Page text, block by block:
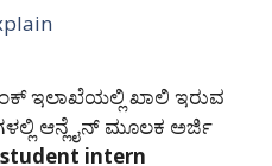
ಇಲಾಖೆಯಲ್ಲಿ ಖಾಲಿ ಇರುವ
ಆನ್ಲೈನ್ ಮೂಲಕ ಅರ್ಜಿ
student intern